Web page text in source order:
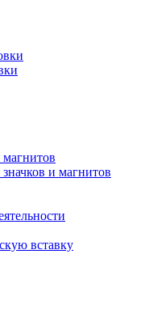
магнитов
и магнитов
вставку